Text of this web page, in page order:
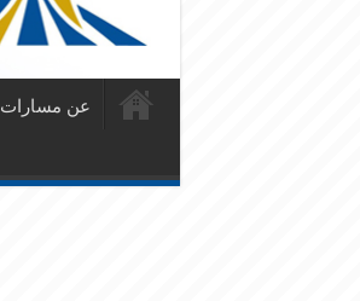
عن مسارات